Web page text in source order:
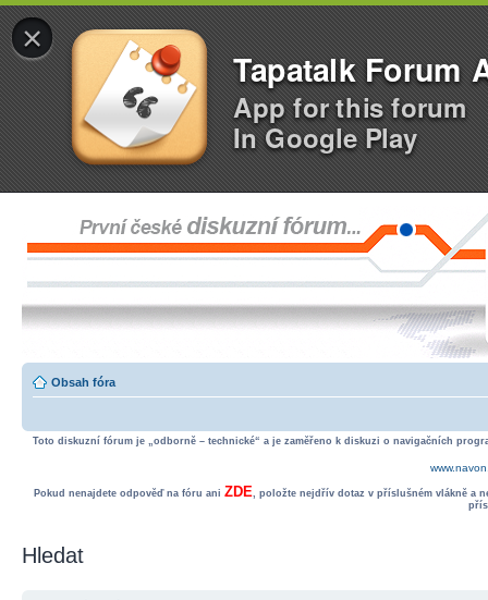
×
Tapatalk Forum
App for this forum
In Google Play
Obsah fóra
Toto diskuzní fórum je „odborně – technické“ a je zaměřeno k diskuzi o navigačních
Pokud nenajdete odpověď na fóru ani ZDE, položte nejdřív dotaz v příslušném vlákně a
Hledat